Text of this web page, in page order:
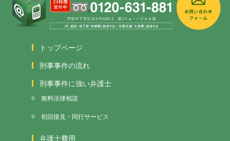
トップページ
刑事事件の流れ
刑事事件に強い弁護士
無料法律相談
初回接見・同行サービス
弁護士費用